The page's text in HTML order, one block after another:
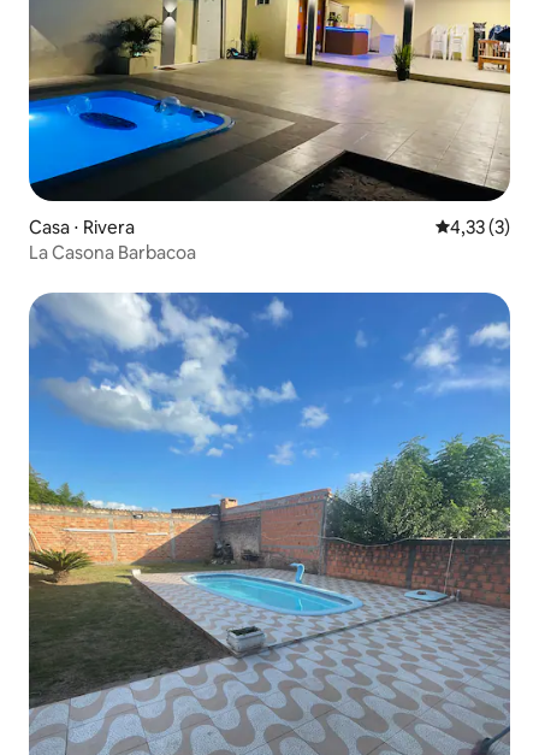
Casa ⋅ Rivera 4,33 de
4,33 (3)
La Casona Barbacoa